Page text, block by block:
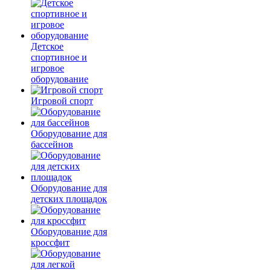
Детское
спортивное и
игровое
оборудование
Игровой спорт
Оборудование для
бассейнов
Оборудование для
детских площадок
Оборудование для
кроссфит